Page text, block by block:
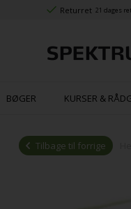
Returret 21 dages
BØGER KURSER &
Tilbage til forrige